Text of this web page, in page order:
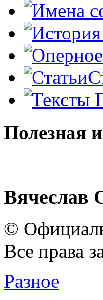
Полезная
Вячеслав
©
Все права
Разное